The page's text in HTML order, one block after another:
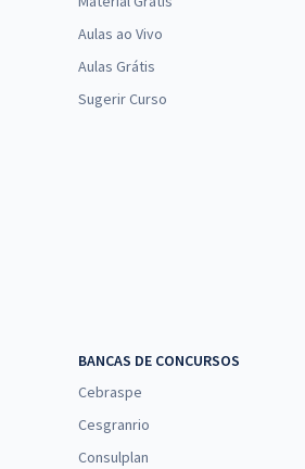
Aulas ao Vivo
Aulas Grátis
Sugerir Curso
BANCAS DE CONCURSOS
Cebraspe
Cesgranrio
Consulplan